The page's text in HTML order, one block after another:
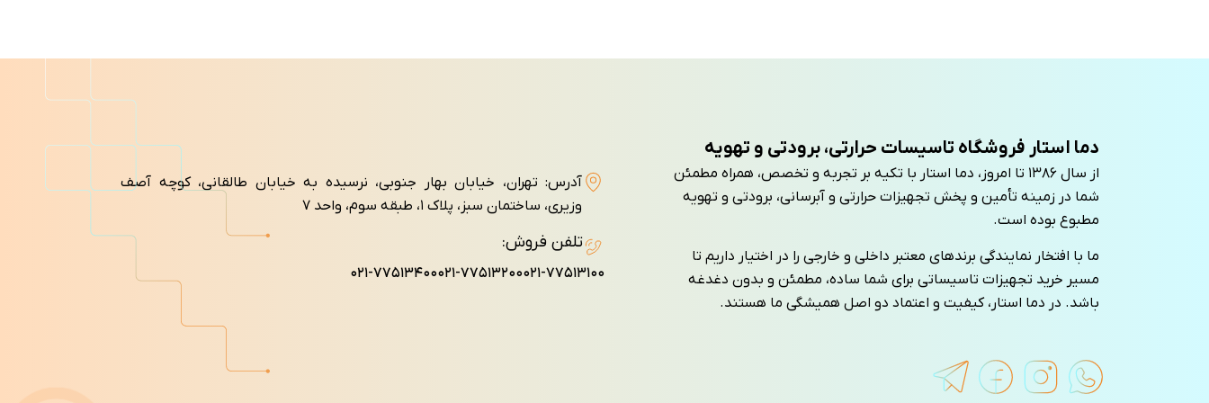
دما استار فروشگاه تاسیسات حرارتی، برودتی و تهویه
از سال ۱۳۸۶ تا امروز، دما استار با تکیه بر تجربه و تخصص، همراه مطمئن
شما در زمینه تأمین و پخش تجهیزات حرارتی و آبرسانی، برودتی و تهویه
مطبوع بوده است.
ما با افتخار نمایندگی برندهای معتبر داخلی و خارجی را در اختیار داریم تا
مسیر خرید تجهیزات تاسیساتی برای شما ساده، مطمئن و بدون دغدغه
باشد. در دما استار، کیفیت و اعتماد دو اصل همیشگی ما هستند.
آدرس: تهران، خیابان بهار جنوبی، نرسیده به خیابان طالقانی، کوچه آصف
وزيری، ساختمان سبز، پلاک ۱، طبقه سوم، واحد ۷
تلفن فروش:
۰۲۱-۷۷۵۱۳۱۰۰۰۲۱-۷۷۵۱۳۲۰۰۰۲۱-۷۷۵۱۳۴۰۰